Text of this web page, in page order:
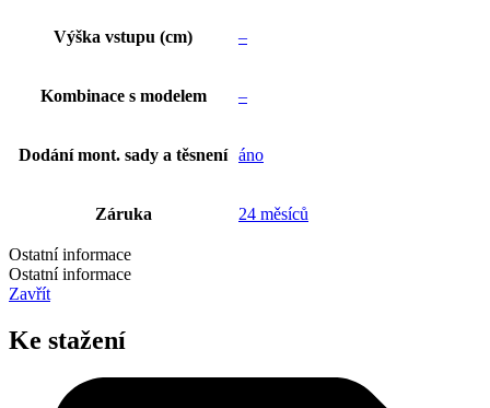
Výška vstupu (cm) –
Kombinace s modelem –
Dodání mont. sady a těsnení áno
Záruka 24 měsíců
Ostatní informace
Ostatní informace
Zavřít
Ke stažení